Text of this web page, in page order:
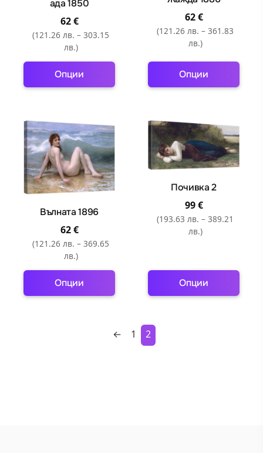
product
page
product
page
ада 1850
62€
(121.26 лв. – 303.15
лв.)
Опции
has
multiple
variants.
The
options
may
be
chosen
on
the
product
page
62€
(121.26 лв. – 361.83
лв.)
Опции
has
multiple
variants.
The
options
be
chosen
on
product
page
Вълната 1896
62€
(121.26 лв. – 369.65
лв.)
Опции
Почивка 2
99€
(193.63 лв. – 389.21
лв.)
Опции
← 1 2